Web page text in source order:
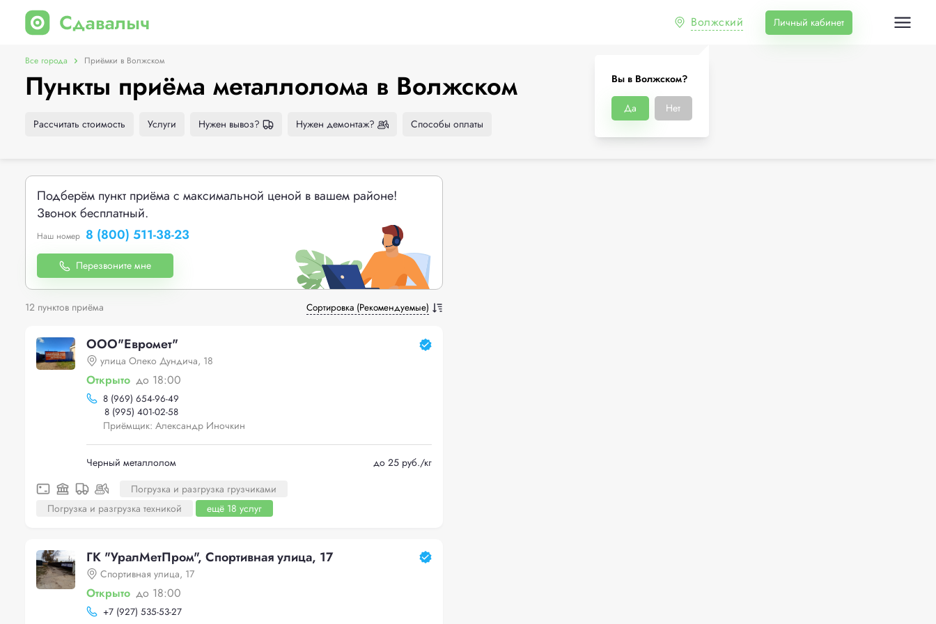
Волжский
Вы в Волжском?
Да Нет
Личный кабинет
Все города Приёмки в Волжском
Пункты приёма металлолома в Волжском
Рассчитать стоимость Услуги Нужен вывоз? Нужен демонтаж? Способы оплаты
Подберём пункт приёма с максимальной ценой в вашем районе!
Звонок бесплатный.
Наш номер 8 (800) 511-38-23
Перезвоните мне
12 пунктов приёма Сортировка (Рекомендуемые)
ООО"Евромет"
улица Олеко Дундича, 18
Открыто до 18:00
8 (969) 654-96-49
8 (995) 401-02-58
Приёмщик: Александр Иночкин
Черный металлолом
до 25 руб./кг
Погрузка и разгрузка грузчиками
Погрузка и разгрузка техникой
ещё 18 услуг
ГК "УралМетПром", Спортивная улица, 17
Спортивная улица, 17
Открыто до 18:00
+7 (927) 535-53-27